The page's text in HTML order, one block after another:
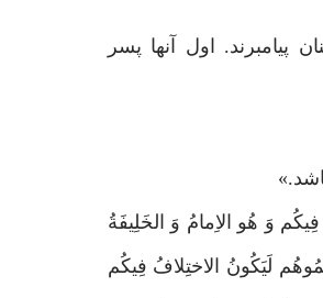
پيامبرند. اول آنها پسر
وَ هُو الاِمامُ وَ الخَلِيفَةُ
لَيَكُونُ الاختِلافُ فِيكُم